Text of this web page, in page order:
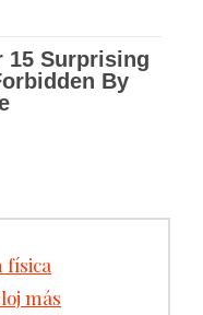
física
más